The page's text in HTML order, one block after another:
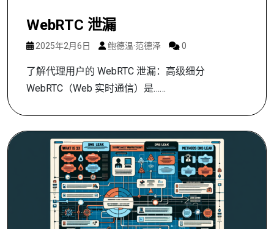
WebRTC 泄漏
2025年2月6日 鲍德温·范德泽 0
了解代理用户的 WebRTC 泄漏：高级细分
WebRTC（Web 实时通信）是……